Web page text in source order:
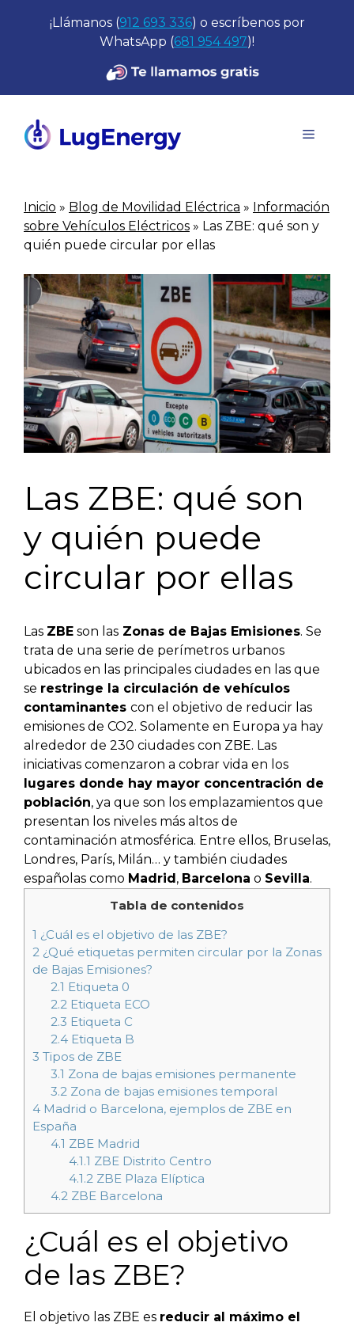
¡Llámanos (912 693 336) o escríbenos por
WhatsApp (681 954 497)!
Menú
Inicio » Blog de Movilidad Eléctrica » Información
sobre Vehículos Eléctricos » Las ZBE: qué son y
quién puede circular por ellas
Las ZBE: qué son
y quién puede
circular por ellas
Las ZBE son las Zonas de Bajas Emisiones. Se
trata de una serie de perímetros urbanos
ubicados en las principales ciudades en las que
se restringe la circulación de vehículos
contaminantes con el objetivo de reducir las
emisiones de CO2. Solamente en Europa ya hay
alrededor de 230 ciudades con ZBE. Las
iniciativas comenzaron a cobrar vida en los
lugares donde hay mayor concentración de
población, ya que son los emplazamientos que
presentan los niveles más altos de
contaminación atmosférica. Entre ellos, Bruselas,
Londres, París, Milán… y también ciudades
españolas como Madrid , Barcelona o Sevilla.
Tabla de contenidos
1 ¿Cuál es el objetivo de las ZBE?
2 ¿Qué etiquetas permiten circular por la Zonas
de Bajas Emisiones?
2.1 Etiqueta 0
2.2Etiqueta ECO
2.3 Etiqueta C
2.4Etiqueta B
3 Tipos de ZBE
3.1 Zona de bajas emisiones permanente
3.2Zona de bajas emisiones temporal
4 Madrid o Barcelona, ejemplos de ZBE en
España
4.1 ZBE Madrid
4.1.1 ZBE Distrito Centro
4.1.2ZBE Plaza Elíptica
4.2ZBE Barcelona
¿Cuál es el objetivo
de las ZBE?
El objetivo las ZBE es reducir al máximo el